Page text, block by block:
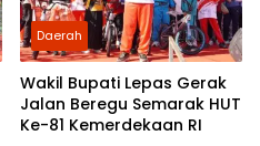
Daerah
Wakil Bupati Lepas Gerak
Jalan Beregu Semarak HUT
Ke-81 Kemerdekaan RI